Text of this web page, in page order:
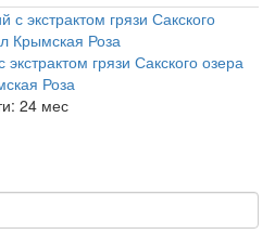
грязи Сакского озера
Роза
24 мес